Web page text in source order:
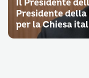
Il Presidente
Presidente della
per la Chiesa